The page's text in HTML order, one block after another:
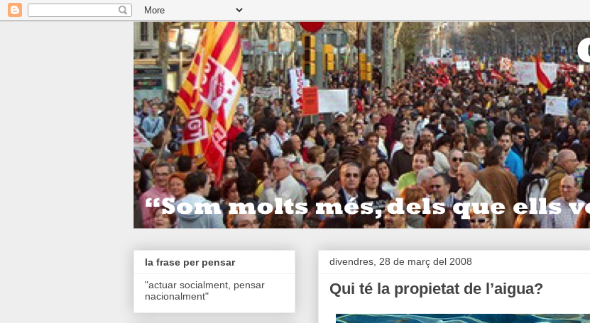
divendres, 28 de març del 2008
Qui té la propietat de l’aigua?
la frase per pensar
"actuar socialment, pensar
nacionalment"